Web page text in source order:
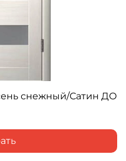
снежный/Сатин ДО